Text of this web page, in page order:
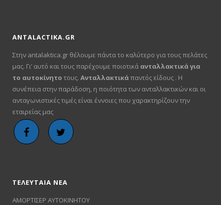
ANTALACTIKA.GR
Στην antalaktica.gr θέλουμε πάντα το καλύτερο για τους πελάτες
μας. Γι’ αυτό και τους παρέχουμε ποιοτικά ανταλλακτικά για
το αυτοκίνητο τους. Ανταλλακτικάπαντός είδους . Η
συνέπεια στην παράδοση, η ποιότητα των ανταλλακτικών και οι
ανταγωνιστικές τιμές είναι έννοιες που χαρακτηρίζουν την
εταιρείας μας
ΤΕΛΕΥΤΑΙΑ ΝΕΑ
ΑΜΟΡΤΙΣΕΡ ΑΥΤΟΚΙΝΗΤΟΥ